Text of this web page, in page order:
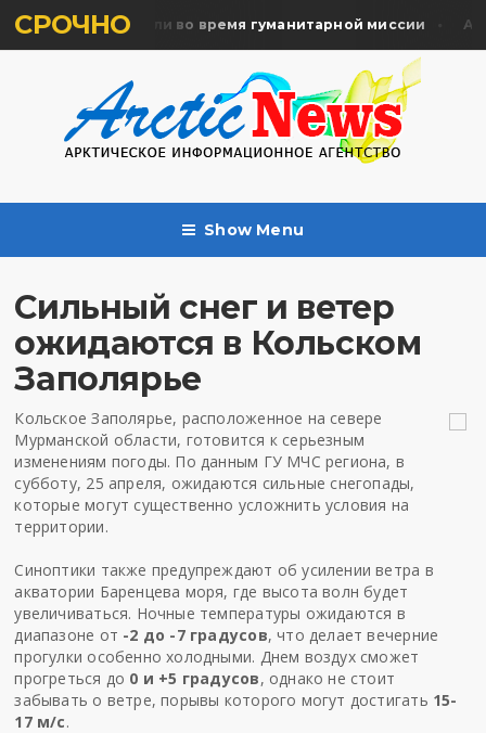
СРОЧНО
жертв почтили во время гуманитарной миссии
Show Menu
Сильный снег и ветер
ожидаются в Кольском
Заполярье
Кольское Заполярье, расположенное на севере
Мурманской области, готовится к серьезным
изменениям погоды. По данным ГУ МЧС региона, в
субботу, 25 апреля, ожидаются сильные снегопады,
которые могут существенно усложнить условия на
территории.
Синоптики также предупреждают об усилении ветра в
акватории Баренцева моря, где высота волн будет
увеличиваться. Ночные температуры ожидаются в
диапазоне от -2 до -7 градусов, что делает вечерние
прогулки особенно холодными. Днем воздух сможет
прогреться до 0 и +5 градусов, однако не стоит
забывать о ветре, порывы которого могут достигать 15-
17 м/с.